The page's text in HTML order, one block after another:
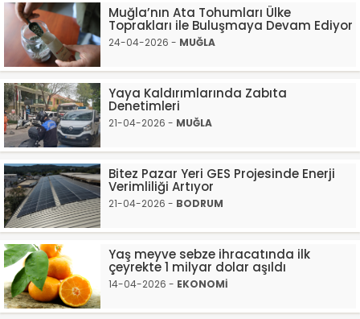
Muğla’nın Ata Tohumları Ülke
Toprakları ile Buluşmaya Devam Ediyor
24-04-2026 - MUĞLA
Yaya Kaldırımlarında Zabıta
Denetimleri
21-04-2026 - MUĞLA
Bitez Pazar Yeri GES Projesinde Enerji
Verimliliği Artıyor
21-04-2026 - BODRUM
Yaş meyve sebze ihracatında ilk
çeyrekte 1 milyar dolar aşıldı
14-04-2026 - EKONOMİ